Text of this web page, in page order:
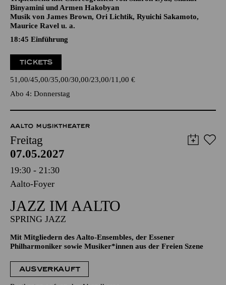
PERSPECTIVES
Tripleabend mit Choreografien von Sharon Eyal, Shahar
Binyamini und Armen Hakobyan
Maurice Ravel u. a.
18:45 Einführung
TICKETS
51,00 45,00 35,00 30,00 23,00 11,00€
Abo 4: Donnerstag
AALTO MUSIKTHEATER
Freitag
07.05.2027
19:30 - 21:30
Aalto-Foyer
JAZZ IM AALTO
SPRING JAZZ
Mit Mitgliedern des Aalto-Ensembles, der Essener
Philharmoniker sowie Musiker*innen aus der Freien Szene